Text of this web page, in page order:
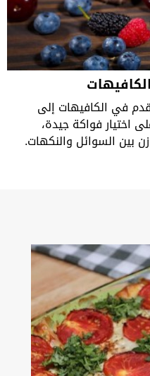
في الكافيهات إلى
اختيار فواكة جيدة،
بين السوائل والنكهات.